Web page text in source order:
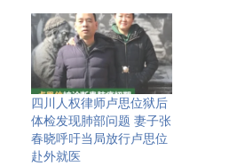
四川人权律师卢思位狱后
体检发现肺部问题 妻子张
春晓呼吁当局放行卢思位
赴外就医